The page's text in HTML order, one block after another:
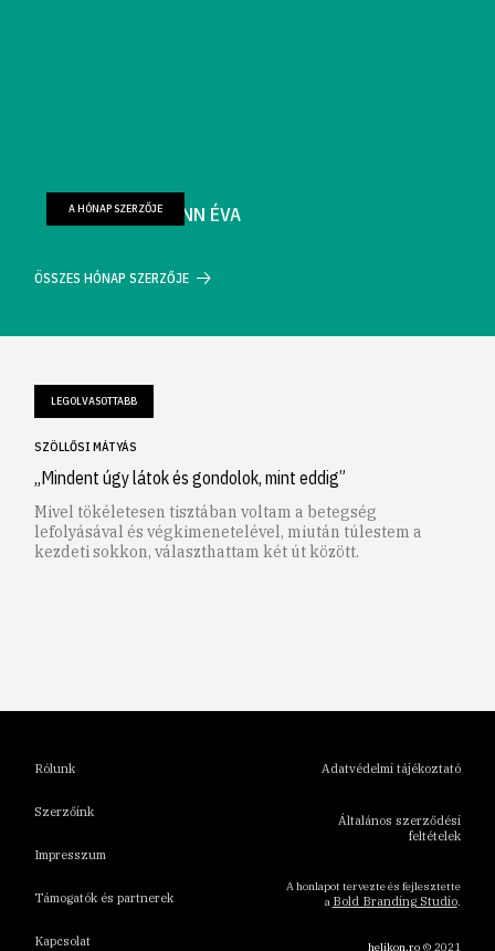
FARKAS WELLMANN ÉVA
A HÓNAP SZERZŐJE
ÖSSZES HÓNAP SZERZŐJE
LEGOLVASOTTABB
SZÖLLŐSI MÁTYÁS
„Mindent úgy látok és gondolok, mint eddig”
Mivel tökéletesen tisztában voltam a betegség
lefolyásával és végkimenetelével, miután túlestem a
kezdeti sokkon, választhattam két út között.
Rólunk
Szerzőink
Impresszum
Támogatók és partnerek
Kapcsolat
Adatvédelmi tájékoztató
Általános szerződési
feltételek
A honlapot tervezte és fejlesztette
a Bold Branding Studio.
helikon.ro© 2021